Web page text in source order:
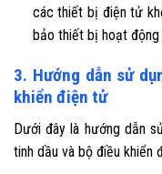
các thiết bị điện tử
bảo thiết bị hoạt động
3. Hướng dẫn sử
khiển điện tử
Dưới đây là hướng dẫn
tinh dầu và bộ điều khiển